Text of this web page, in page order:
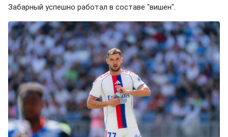
Забарный успешно работал в составе "вишен".